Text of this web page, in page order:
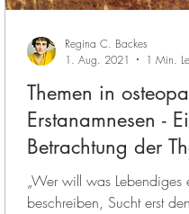
Themen in
Erstanamnesen -
Betrachtung der
Ganzheitlichkeit
„Wer will was Lebendiges
beschreiben, Sucht erst
Regina C. Backes
1. Aug. 2021
1 Min.